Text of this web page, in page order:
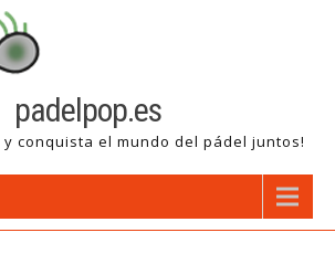
padelpop.es
y conquista el mundo del pádel juntos!